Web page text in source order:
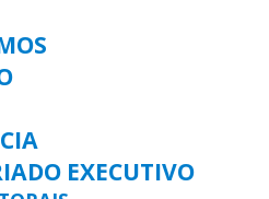
EXECUTIVO